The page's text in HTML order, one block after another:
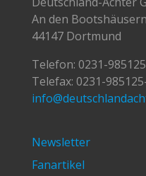
An den
44147 Dortmund
Telefon: 0231-
Telefax: 0231-
Newsletter
Fanartikel